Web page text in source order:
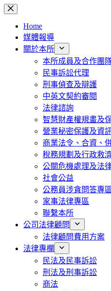
跳
Home
媒體報導
關於本所
本所成員及合作團
民事訴訟代理
刑事偵查及辯護
中英文契約審閱
法律諮詢
智慧財產權規畫及
營業秘密保護及資
商業法令、合資、
稅務規劃及行政救
公關危機處理及法
社會公益
公務員涉貪問答專區
家事法律專區
聯繫本所
公司法律顧問
法律顧問費用方案
法律專欄
民法及民事訴訟
刑法及刑事訴訟
商法